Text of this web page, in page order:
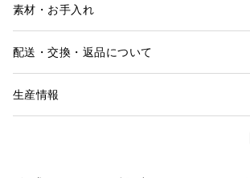
素材・お手入れ
配送・交換・返品について
生産情報